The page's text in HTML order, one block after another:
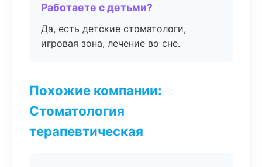
Работаете с детьми?
Да, есть детские стоматологи,
игровая зона, лечение во сне.
Похожие компании:
Стоматология
терапевтическая